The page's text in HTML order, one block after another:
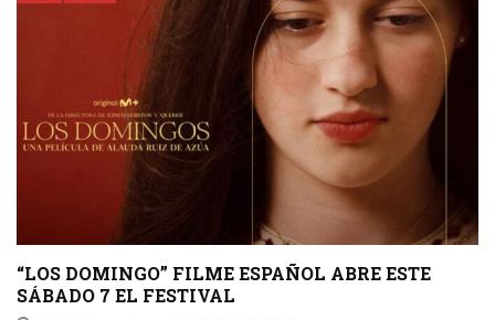
“LOS DOMINGO” FILME ESPAÑOL ABRE ESTE
SÁBADO 7 EL FESTIVAL